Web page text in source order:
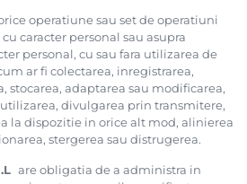
operatiune sau set de operatiuni
caracter personal sau asupra
personal, cu sau fara utilizarea de
ar fi colectarea, inregistrarea,
stocarea, adaptarea sau modificarea,
divulgarea prin transmitere,
la dispozitie in orice alt mod, alinierea
stergerea sau distrugerea.
are obligatia de a administra in